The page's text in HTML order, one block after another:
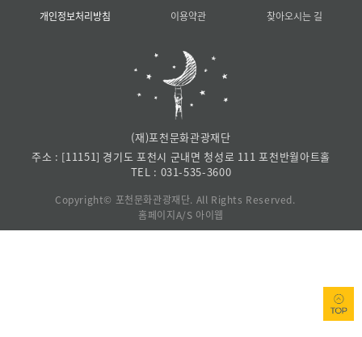
개인정보처리방침 이용약관 찾아오시는 길
(재)포천문화관광재단
주소 : [11151] 경기도 포천시 군내면 청성로 111 포천반월아트홀
TEL : 031-535-3600
Copyright© 포천문화관광재단. All Rights Reserved.
홈페이지A/S 아이웹